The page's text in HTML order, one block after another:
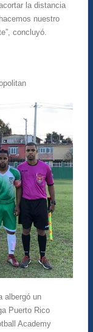
la distancia
nuestro
concluyó.
albergó un
Puerto Rico
Academy